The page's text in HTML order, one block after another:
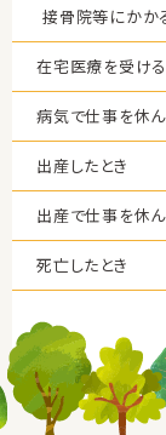
接骨院等にかか
在宅医療を受け
病気で仕事を休
出産したとき
出産で仕事を休
死亡したとき